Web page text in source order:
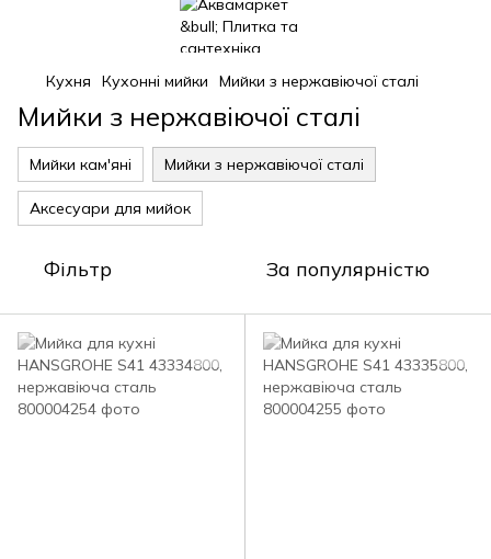
Кухня Кухонні мийки Мийки з нержавіючої сталі
Мийки з нержавіючої сталі
Мийки кам'яні Мийки з нержавіючої сталі
Аксесуари для мийок
Фільтр За популярністю